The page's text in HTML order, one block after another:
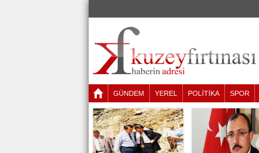
GÜNDEM YEREL POLİTİKA SPOR